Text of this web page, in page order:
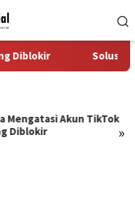
Diblokir Solusi
»
Mengatasi Akun TikTok
Diblokir